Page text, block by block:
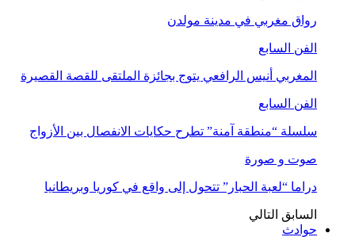
رواق مغربي في مدينة مولدن
الفن السابع
المغربي أنيس الرافعي يتوج بجائزة الملتقى للقصة القصيرة
الفن السابع
سلسلة “منطقة آمنة” تطرح حكايات الانفصال بين الأزواج
صوت و صورة
دراما “لعبة الحبار” تتحول إلى واقع في كوريا وبريطانيا
السابق التالي
حوادث